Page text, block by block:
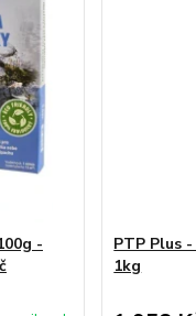
-
PTP Plus
1kg